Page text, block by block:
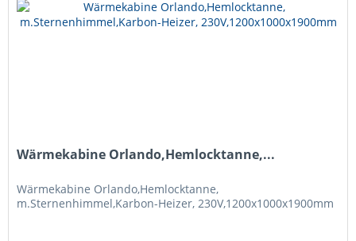
Wärmekabine Orlando,Hemlocktanne,...
Wärmekabine Orlando,Hemlocktanne,
m.Sternenhimmel,Karbon-Heizer, 230V,1200x1000x1900mm